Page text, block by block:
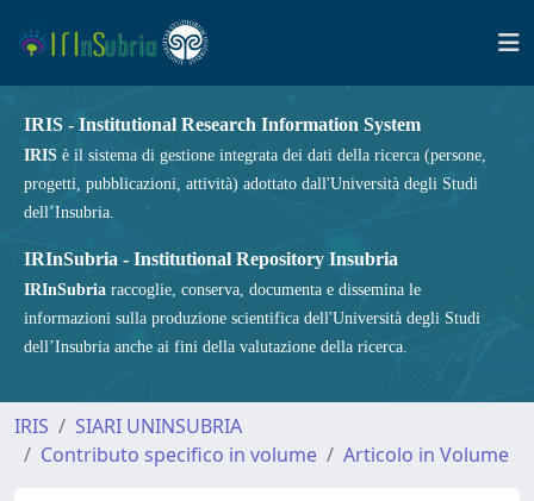
IRIS - Institutional Research Information System
IRIS è il sistema di gestione integrata dei dati della ricerca (persone,
progetti, pubblicazioni, attività) adottato dall'Università degli Studi
dell’Insubria.
IRInSubria - Institutional Repository Insubria
IRInSubria raccoglie, conserva, documenta e dissemina le
informazioni sulla produzione scientifica dell'Università degli Studi
dell’Insubria anche ai fini della valutazione della ricerca.
IRIS
SIARI UNINSUBRIA
Contributo specifico in volume
Articolo in Volume